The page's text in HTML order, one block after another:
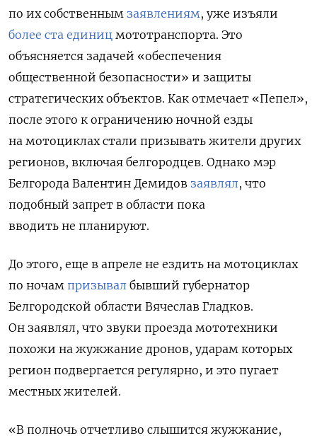
по их собственным заявлениям, уже изъяли
более ста единиц мототранспорта. Это
объясняется задачей «обеспечения
общественной безопасности» и защиты
стратегических объектов. Как отмечает «Пепел»,
после этого к ограничению ночной езды
на мотоциклах стали призывать жители других
регионов, включая белгородцев. Однако мэр
Белгорода Валентин Демидов заявлял, что
подобный запрет в области пока
вводить не планируют.
До этого, еще в апреле не ездить на мотоциклах
по ночам призывал бывший губернатор
Белгородской области Вячеслав Гладков.
Он заявлял, что звуки проезда мототехники
похожи на жужжание дронов, ударам которых
регион подвергается регулярно, и это пугает
местных жителей.
«В полночь отчетливо слышится жужжание,